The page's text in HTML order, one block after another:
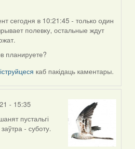
сегодня в 10:21:45 - только один
полевку, остальные ждут
планируете?
каб пакідаць каментары.
- 15:35
пустальгі
- суботу.